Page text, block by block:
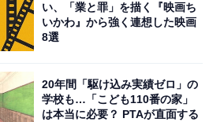
い、「業と罪」を描く『映画ち
いかわ』から強く連想した映画
8選
20年間「駆け込み実績ゼロ」の
学校も…「こども110番の家」
は本当に必要？ PTAが直面する